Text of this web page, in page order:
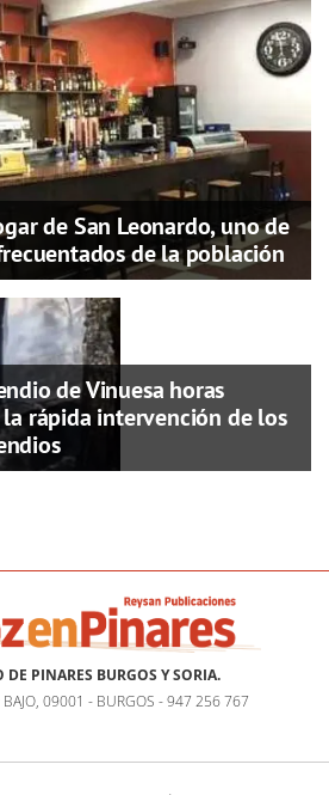
de San Leonardo, uno de
de la población
de Vinuesa horas
la rápida intervención de los
DE PINARES BURGOS Y SORIA.
BAJO, 09001 - BURGOS - 947 256 767